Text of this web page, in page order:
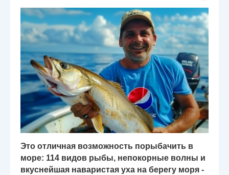
Это отличная возможность порыбачить в
море: 114 видов рыбы, непокорные волны и
вкуснейшая наваристая уха на берегу моря -